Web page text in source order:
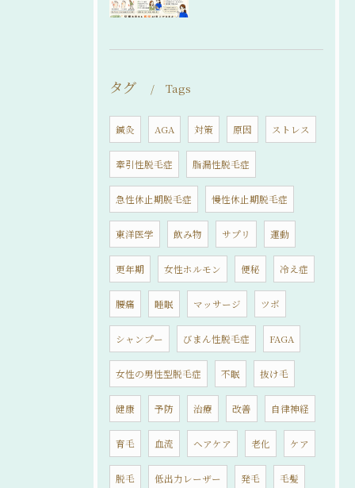
タグ Tags
鍼灸 AGA 対策 原因 ストレス
牽引性脱毛症 脂漏性脱毛症
急性休止期脱毛症 慢性休止期脱毛症
東洋医学 飲み物 サプリ 運動
更年期 女性ホルモン 便秘 冷え症
腰痛 睡眠 マッサージ ツボ
シャンプー びまん性脱毛症 FAGA
女性の男性型脱毛症 不眠 抜け毛
健康 予防 治療 改善 自律神経
育毛 血流 ヘアケア 老化 ケア
脱毛 低出力レーザー 発毛 毛髪